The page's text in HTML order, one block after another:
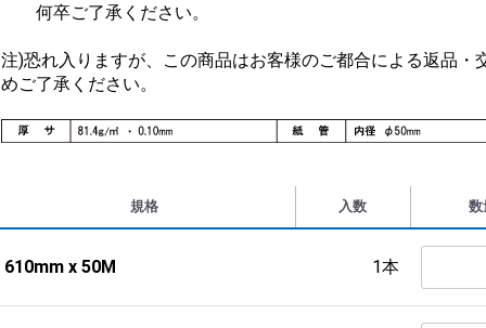
何卒ご了承ください。
注)恐れ入りますが、この商品はお客様のご都合による返品・
めご了承ください。
規格 入数 数
610mm x 50M 1本